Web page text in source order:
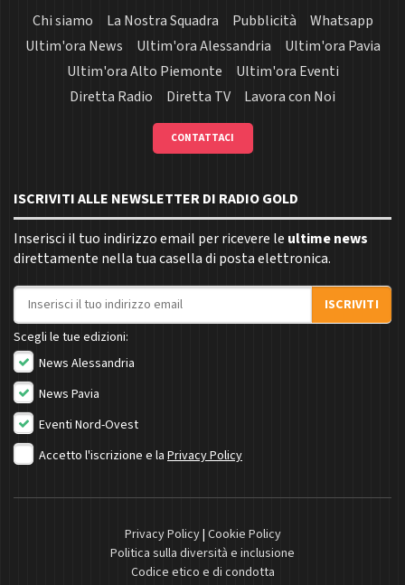
Chi siamo La Nostra Squadra Pubblicità
Whatsapp
Ultim'ora News
Ultim'ora Alessandria
Ultim'ora Pavia
Ultim'ora Alto Piemonte
Ultim'ora Eventi
Diretta Radio
Diretta TV Lavora con Noi
CONTATTACI
ISCRIVITI ALLE NEWSLETTER DI RADIO GOLD
Inserisci il tuo indirizzo email per ricevere le ultime news
direttamente nella tua casella di posta elettronica.
Indirizzo email
ISCRIVITI
Scegli le tue edizioni:
News Alessandria
News Pavia
Eventi Nord-Ovest
Accetto l'iscrizione e la Privacy Policy
Privacy Policy| Cookie Policy
Politica sulla diversità e inclusione
Codice etico e di condotta